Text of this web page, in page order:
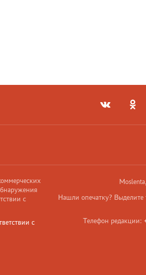
Нашли опечатку? Выделите
Телефон редакции:
с
с